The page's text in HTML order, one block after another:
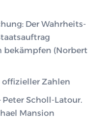
Der Wahrheits-
bekämpfen (Norbert
offizieller Zahlen
Scholl-Latour.
Mansion